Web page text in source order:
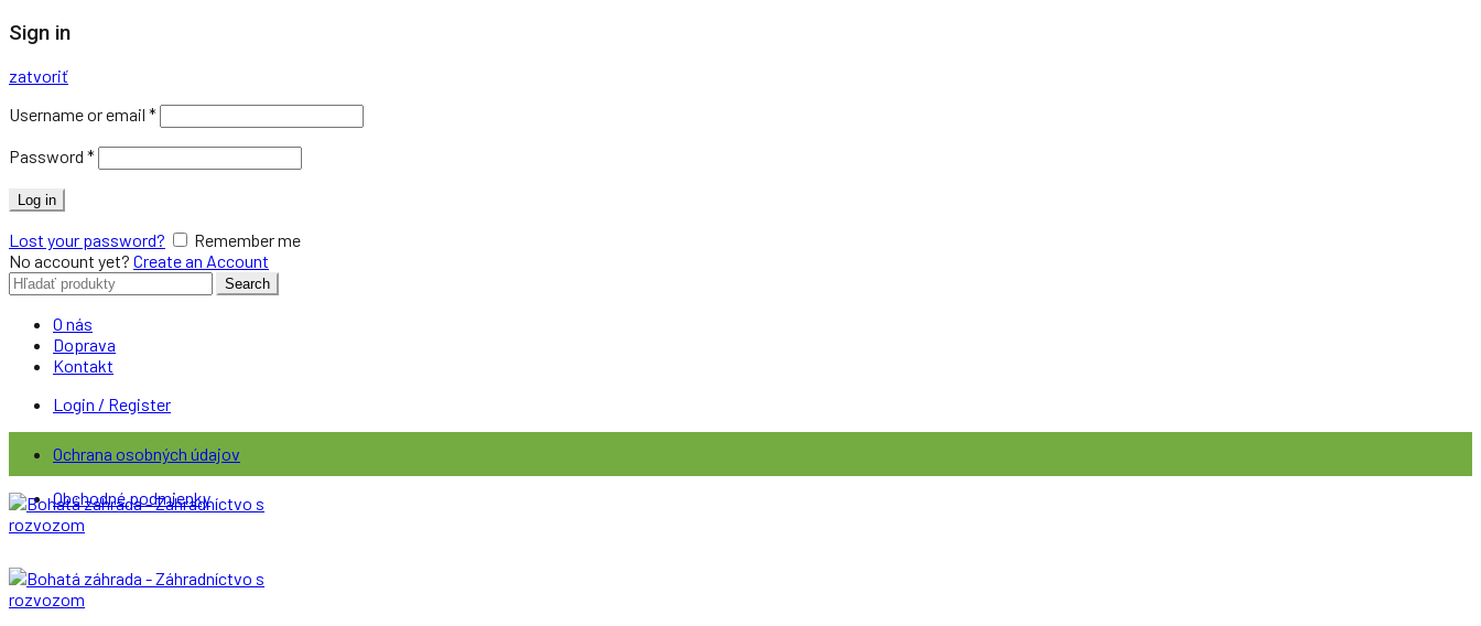
Sign in
zatvoriť
Username or email *
Password *
Log in
Lost your password?
Remember me
No account yet? Create an Account
Search
for:
Search
O nás
Doprava
Kontakt
Login / Register
Ochrana osobných údajov
Obchodné podmienky